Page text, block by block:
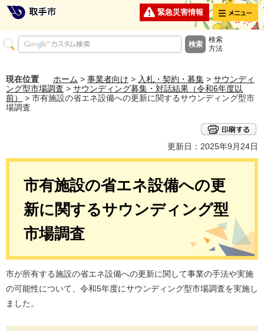
緊急災害情報 メニュー
検索
方法
現在位置 ホーム > 事業者向け > 入札・契約・募集 > サウンディ
ング型市場調査 > サウンディング募集・対話結果（令和6年度以
前）
> 市有施設の省エネ設備への更新に関するサウンディング型市
場調査
更新日：2025年9月24日
市有施設の省エネ設備への更
新に関するサウンディング型
市場調査
市が所有する施設の省エネ設備への更新に関して事業の手法や実施
の可能性について、令和5年度にサウンディング型市場調査を実施し
ました。